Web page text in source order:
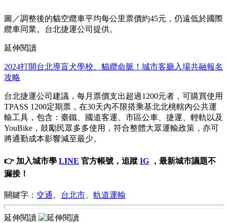
圖／調整後的貓空纜車平均每公里票價約45元，仍遠低於國際
纜車同業。台北捷運公司提供。
延伸閱讀
2024打開台北導盲犬學校、貓纜命脈！城市客廳入場共融報名
攻略
台北捷運公司建議，每月票價支出超過1200元者，可購買使用
TPASS 1200定期票，在30天內不限搭乘基北北桃轄內公共運
輸工具，包含：臺鐵、國道客運、市區公車、捷運、輕軌以及
YouBike，鼓勵民眾多多使用，符合整體大眾運輸政策，亦可
將通勤成本影響減至最少。
👉 加入城市學 LINE 官方帳號，追蹤 IG ，最新城市議題不
漏接！
關鍵字： 交通 台北市 軌道運輸
延伸閱讀